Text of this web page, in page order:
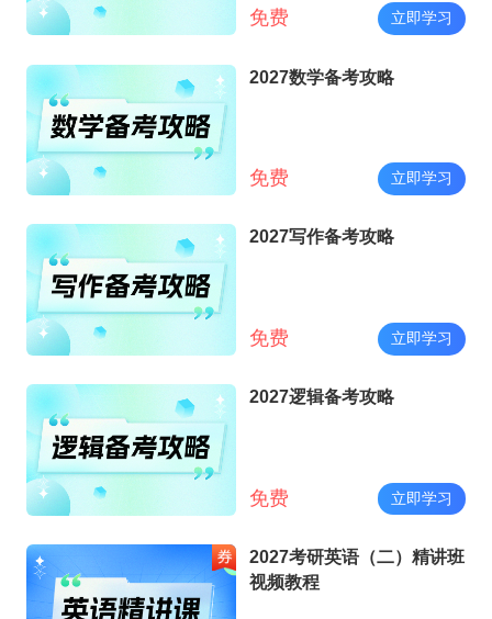
免费 立即学习
2027数学备考攻略
免费 立即学习
2027写作备考攻略
免费 立即学习
2027逻辑备考攻略
免费 立即学习
2027考研英语（二）精讲班
视频教程